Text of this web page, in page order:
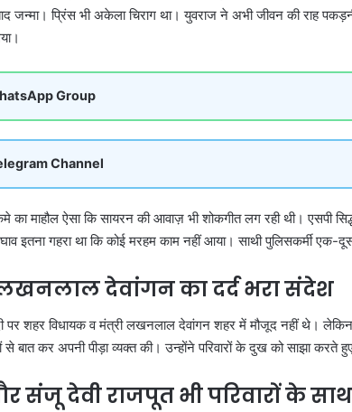
जन्मा। प्रिंस भी अकेला चिराग था। युवराज ने अभी जीवन की राह
Group
Channel
का माहौल ऐसा कि सायरन की आवाज़ भी शोकगीत लग रही थी। एसपी
इतना गहरा था कि कोई मरहम काम नहीं आया। साथी पुलिसकर्मी
लखनलाल देवांगन का दर्द भरा संदेश
पर शहर विधायक व मंत्री लखनलाल देवांगन शहर में मौजूद नहीं थे।
से बात कर अपनी पीड़ा व्यक्त की। उन्होंने परिवारों के दुख को साझा करते
संजू देवी राजपूत भी परिवारों के साथ